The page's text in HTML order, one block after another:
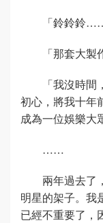
「鈴鈴鈴
「那套大
「我沒時
初心，將我十年
成為一位娛樂大
……
兩年過去了
明星的架子。我
已經不重要了，